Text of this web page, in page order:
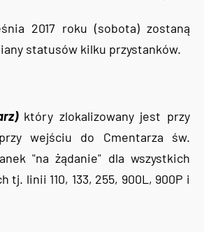
2017 roku (sobota) zostaną
statusów kilku przystanków.
który zlokalizowany jest przy
wejściu do Cmentarza św.
"na żądanie" dla wszystkich
tj. linii 110, 133, 255, 900L, 900P i